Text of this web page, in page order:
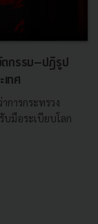
ตกรรม–ปฏิรูป
เทศ
ารกระทรวง
บมือระเบียบโลก